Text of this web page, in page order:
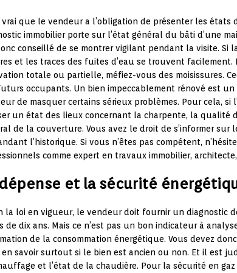
vrai que le vendeur a l’obligation de présenter les
immobilier porte sur l’état général du bâti d’une
conseillé de se montrer vigilant pendant la visite. Si
et les traces des fuites d’eau se trouvent
totale ou partielle, méfiez-vous des moisissures.
occupants. Un bien impeccablement rénové est
de masquer certains sérieux problèmes. Pour cela, si
un état des lieux concernant la charpente, la qualité
de la couverture. Vous avez le droit de s’informer sur
l’historique. Si vous n’êtes pas compétent,
comme expert en travaux immobilier,
et la sécurité
la loi en vigueur, le vendeur doit fournir un diagnostic
de dix ans. Mais ce n’est pas un bon indicateur à
de la consommation énergétique. Vous devez
savoir surtout si le bien est ancien ou non. Et il est
et l’état de la chaudière. Pour la sécurité en